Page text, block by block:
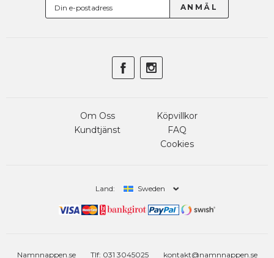
Om Oss
Kundtjänst
Köpvillkor
FAQ
Cookies
Land: Sweden
Namnnappen.se Tlf: 031 3045025 kontakt@namnnappen.se